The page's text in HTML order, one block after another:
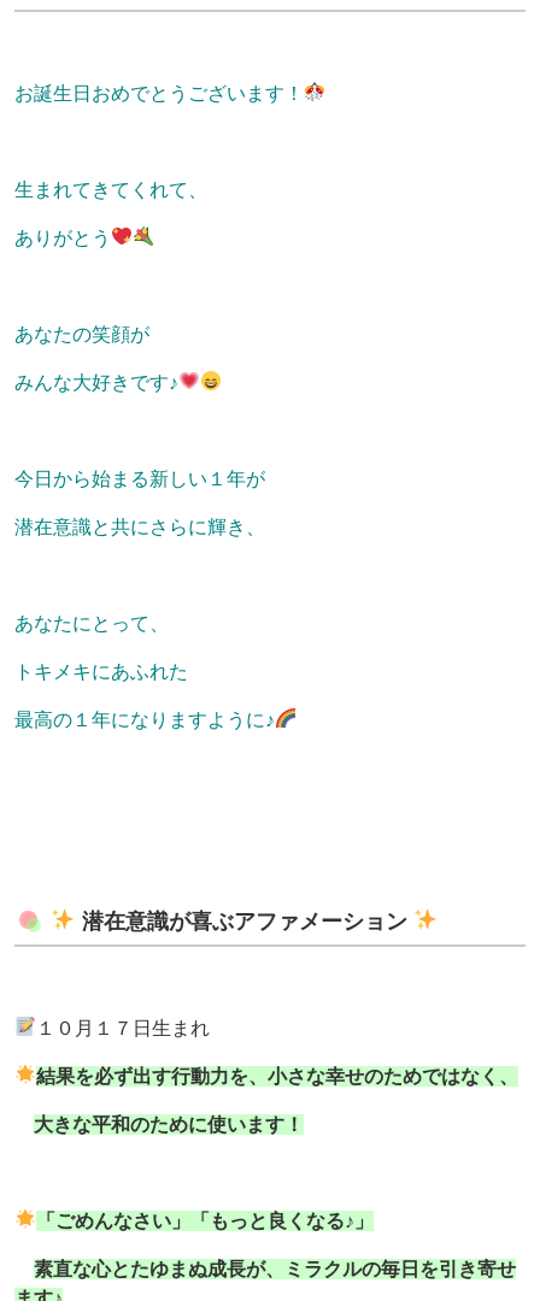
お誕生日おめでとうございます！
生まれてきてくれて、
ありがとう
あなたの笑顔が
みんな大好きです♪
今日から始まる新しい１年が
潜在意識と共にさらに輝き、
あなたにとって、
トキメキにあふれた
最高の１年になりますように♪
潜在意識が喜ぶアファメーション
１０月１７日生まれ
結果を必ず出す行動力を、小さな幸せのためではなく、
大きな平和のために使います！
「ごめんなさい」「もっと良くなる♪」
素直な心とたゆまぬ成長が、ミラクルの毎日を引き寄せ